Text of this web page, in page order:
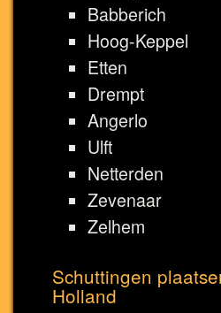
Babberich
Hoog-Keppel
Etten
Drempt
Angerlo
Ulft
Netterden
Zevenaar
Zelhem
Schuttingen
Holland